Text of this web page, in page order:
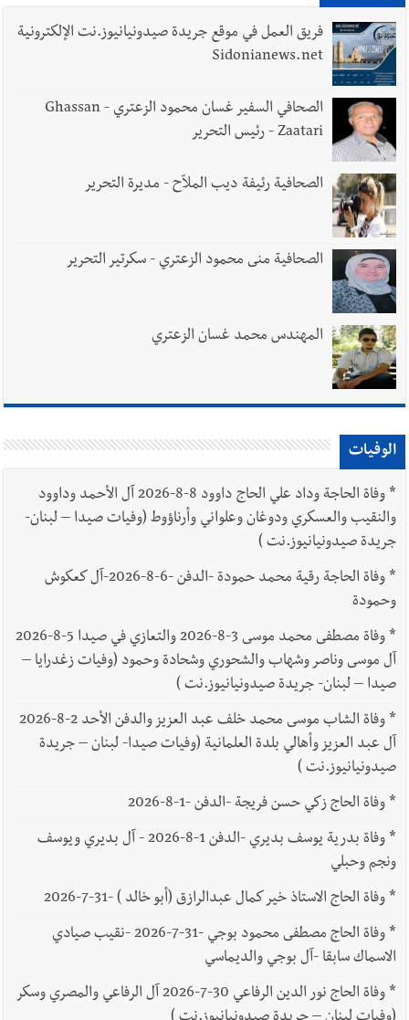
فريق العمل في موقع جريدة صيدونيانيوز.نت الإلكترونية
Sidonianews.net
الصحافي السفير غسان محمود الزعتري - Ghassan
Zaatari - رئيس التحرير
الصحافية رئيفة ديب الملاّح - مديرة التحرير
الصحافية منى محمود الزعتري - سكرتير التحرير
المهندس محمد غسان الزعتري
الوفيات
*
وفاة الحاجة وداد علي الحاج داوود 8-8-2026 آل الأحمد وداوود
والنقيب والعسكري ودوغان وعلواني وأرناؤوط (وفيات صيدا – لبنان-
جريدة صيدونيانيوز.نت )
*
وفاة الحاجة رقية محمد حمودة -الدفن -6-8-2026-آل كعكوش
وحمودة
*
وفاة مصطفى محمد موسى 3-8-2026 والتعازي في صيدا 5-8-2026
آل موسى وناصر وشهاب والشحوري وشحادة وحمود (وفيات زغدرايا –
صيدا – لبنان- جريدة صيدونيانيوز.نت )
*
وفاة الشاب موسى محمد خلف عبد العزيز والدفن الأحد 2-8-2026
آل عبد العزيز وأهالي بلدة العلمانية (وفيات صيدا- لبنان – جريدة
صيدونيانيوز.نت )
*وفاة الحاج زكي حسن فريجة -الدفن -1-8-2026
*
وفاة بدرية يوسف بديري -الدفن 1-8-2026 - آل بديري ويوسف
ونجم وحبلي
*وفاة الحاج الاستاذ خير كمال عبدالرازق (أبو خالد ) -31-7-2026
*
وفاة الحاج مصطفى محمود بوجي -31-7-2026 -نقيب صيادي
الاسماك سابقا -آل بوجي والديماسي
*
وفاة الحاج نور الدين الرفاعي 30-7-2026 آل الرفاعي والمصري وسكر